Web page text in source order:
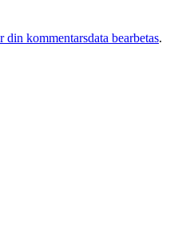
kommentarsdata bearbetas.